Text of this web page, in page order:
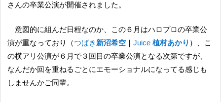
さんの卒業公演が開催されました。
意図的に組んだ日程なのか、この６月はハロプロの卒業公
演が重なっており（つばき 新沼希空 ｜ Juice 植村あかり ）、こ
の横アリ公演が６月で３回目の卒業公演となる次第ですが、
なんだか回を重ねるごとにエモーショナルになってる感じも
しませんかご同輩。